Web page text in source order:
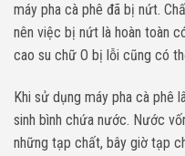
máy pha cà phê đã bị nứt.
nên việc bị nứt là hoàn toàn
cao su chữ O bị lỗi cũng có
Khi sử dụng máy pha cà phê
sinh bình chứa nước. Nước
những tạp chất, bây giờ tạp